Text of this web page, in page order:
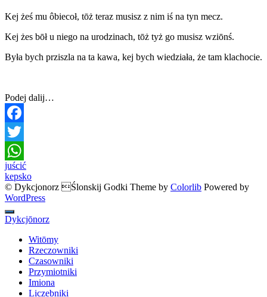
Kej żeś mu ôbiecoł, tōż teraz musisz z nim iś na tyn mecz.
Kej żes bōł u niego na urodzinach, tōż tyż go musisz wziōnś.
Była bych prziszla na ta kawa, kej bych wiedziała, że tam klachocie.
Podej dalij…
Facebook
Twitter
WhatsApp
Post
navigation
juścić
kepsko
© Dykcjonorz Ślonskij Godki Theme by Colorlib Powered by
WordPress
Dykcjōnorz
Witōmy
Rzeczowniki
Czasowniki
Przymiotniki
Imiona
Liczebniki